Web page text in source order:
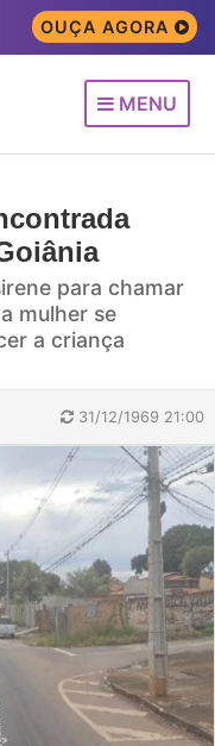
OUÇA AGORA
MENU
para chamar
mulher se
a criança
31/12/1969 21:00